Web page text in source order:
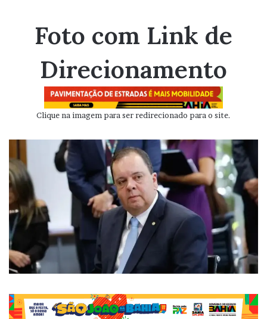
mail
Foto com Link de
Direcionamento
Clique na imagem para ser redirecionado para o site.